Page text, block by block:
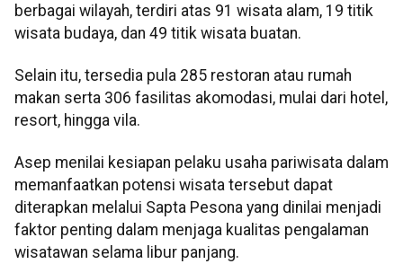
berbagai wilayah, terdiri atas 91 wisata alam, 19 titik
wisata budaya, dan 49 titik wisata buatan.
Selain itu, tersedia pula 285 restoran atau rumah
makan serta 306 fasilitas akomodasi, mulai dari hotel,
resort, hingga vila.
Asep menilai kesiapan pelaku usaha pariwisata dalam
memanfaatkan potensi wisata tersebut dapat
diterapkan melalui Sapta Pesona yang dinilai menjadi
faktor penting dalam menjaga kualitas pengalaman
wisatawan selama libur panjang.